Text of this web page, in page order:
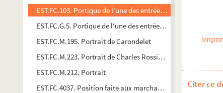
EST.FC.103. Portique de l'une des entrées du théâtre de
EST.FC.G.5. Portique de l'une des entrées du théâtre de
EST.FC.M.195. Portrait de Carondelet
EST.FC.M.223. Portrait de Charles Rossigneux
EST.FC.M.212. Portrait
EST.FC.4037. Position faite aux marchands, voisins de
Citer ce